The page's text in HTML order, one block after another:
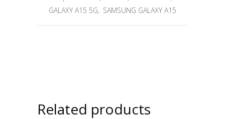
GALAXY A15 5G, SAMSUNG GALAXY A15
Related products